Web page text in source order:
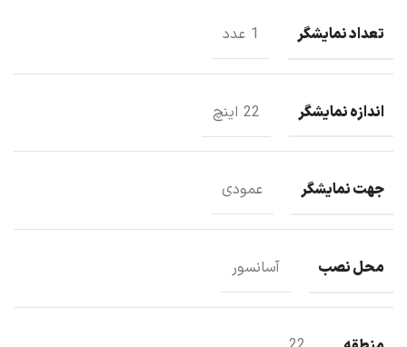
تعداد نمايشگر 1 عدد
اندازه نمایشگر 22 اینچ
جهت نمایشگر عمودی
محل نصب آسانسور